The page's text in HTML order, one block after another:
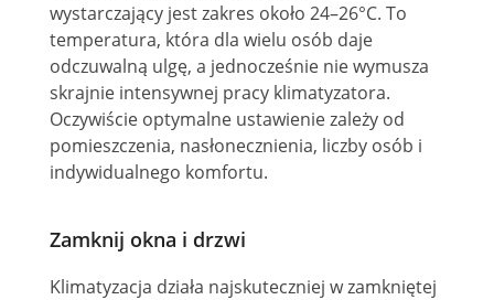
wystarczający jest zakres około 24–26°C. To
temperatura, która dla wielu osób daje
odczuwalną ulgę, a jednocześnie nie wymusza
skrajnie intensywnej pracy klimatyzatora.
Oczywiście optymalne ustawienie zależy od
pomieszczenia, nasłonecznienia, liczby osób i
indywidualnego komfortu.
Zamknij okna i drzwi
Klimatyzacja działa najskuteczniej w zamkniętej